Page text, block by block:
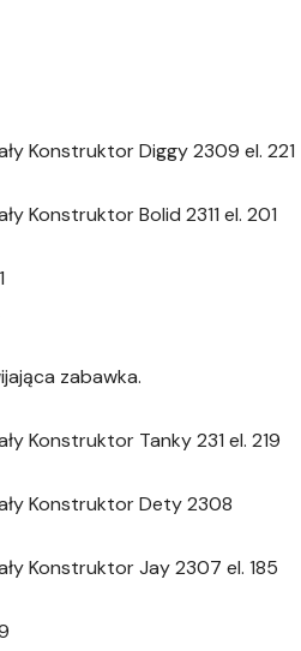
Konstruktor Diggy 2309 el. 221
Konstruktor Bolid 2311 el. 201
zabawka.
Konstruktor Tanky 231 el. 219
Konstruktor Dety 2308
Konstruktor Jay 2307 el. 185